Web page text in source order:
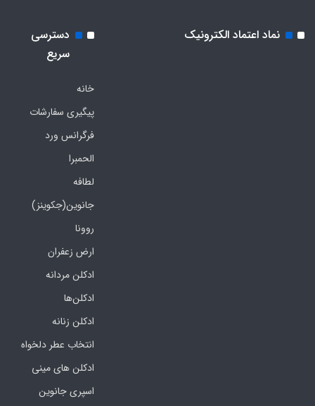
نماد اعتماد الکترونیک
دسترسی
سریع
خانه
پیگیری سفارشات
فرگرانس ورد
الحمبرا
لطافه
جانوین(جکوینز)
روونا
ارض زعفران
ادکلن مردانه
ادکلن‌ها
ادکلن زنانه
انتخاب عطر دلخواه
ادکلن های مینی
اسپری جانوین